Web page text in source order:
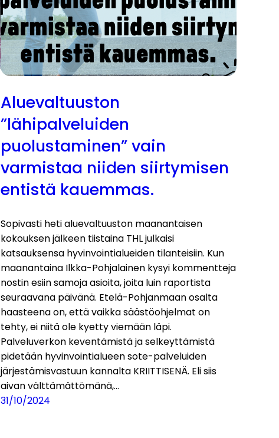
Aluevaltuuston
”lähipalveluiden
puolustaminen” vain
varmistaa niiden siirtymisen
entistä kauemmas.
Sopivasti heti aluevaltuuston maanantaisen
kokouksen jälkeen tiistaina THL julkaisi
katsauksensa hyvinvointialueiden tilanteisiin. Kun
maanantaina Ilkka-Pohjalainen kysyi kommentteja
nostin esiin samoja asioita, joita luin raportista
seuraavana päivänä. Etelä-Pohjanmaan osalta
haasteena on, että vaikka säästöohjelmat on
tehty, ei niitä ole kyetty viemään läpi.
Palveluverkon keventämistä ja selkeyttämistä
pidetään hyvinvointialueen sote-palveluiden
järjestämisvastuun kannalta KRIITTISENÄ. Eli siis
aivan välttämättömänä,…
31/10/2024